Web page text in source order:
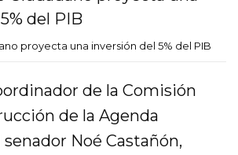
proyecta una inversión del 5% del PIB
de la Comisión
de la Agenda
Noé Castañón,